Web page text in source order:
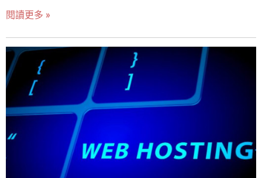
腦？ 部署方式 適合對象 月費 優點 缺點 自己電腦 測試、學
$4-$12 完整 root 權限、穩定 需要基本 Linux 指令 如果你
的 OpenClaw 是用來做： L
僅是技術規格的挑選，更是一場關於在地化支援與全球化
平台的戰略決策。 目前市場上的主要抉擇點，通常集中在
國際託管巨頭 WordPress.com 與深耕本土市場的 戰國策
虛擬主機 之間。 為什麼選擇正確的虛擬主機至關重要？ 許
多企業主或行銷人員常將虛擬主機視為一項「固定成
本」，認為只要能跑網站就好，這是極大的誤區。事實
上，主機的選擇直接影響了您的網站速度、SEO 排名、用
戶體驗、安全性，最終更會反映在您的營收上。 專家建議
您必須理解以下三個核心痛點： 網站速度與 SEO 排名：
Google 已經明確將網站載入速度納入排名因素。主機的硬
閱讀更多 »